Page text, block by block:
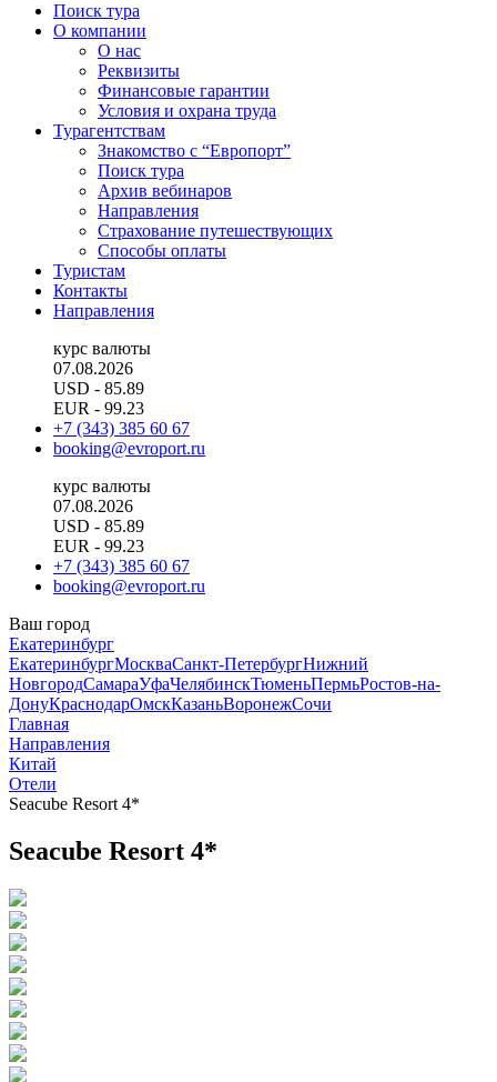
Поиск тура
О компании
О нас
Реквизиты
Финансовые гарантии
Условия и охрана труда
Турагентствам
Знакомство с “Европорт”
Поиск тура
Архив вебинаров
Направления
Страхование путешествующих
Способы оплаты
Туристам
Контакты
Направления
курс валюты
07.08.2026
USD - 85.89
EUR - 99.23
+7 (343) 385 60 67
booking@evroport.ru
курс валюты
07.08.2026
USD - 85.89
EUR - 99.23
+7 (343) 385 60 67
booking@evroport.ru
Ваш город
Екатеринбург
ЕкатеринбургМоскваСанкт-ПетербургНижний
НовгородСамараУфаЧелябинскТюменьПермьРостов-на-
ДонуКраснодарОмскКазаньВоронежСочи
Главная
Направления
Китай
Отели
Seacube Resort 4*
Seacube Resort 4*